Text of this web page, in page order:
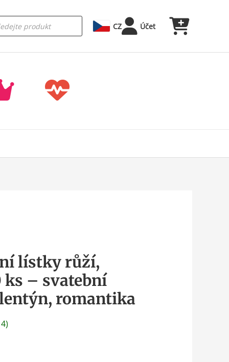
CZ Účet
lístky růží,
ks – svatební
romantika
4)